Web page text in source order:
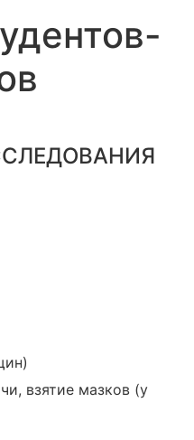
взятие мазков (у